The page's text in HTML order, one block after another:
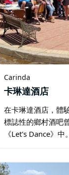
Carinda
卡琳達酒店
在卡琳達酒店，體
標誌性的鄉村酒吧
《Let's Dance》
村氛圍。…